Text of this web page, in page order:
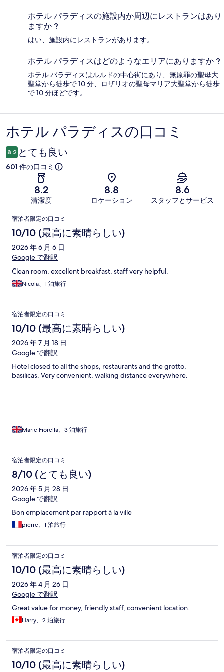
ホテル パラディスの施設内か周辺にレストランはあり
ますか ?
はい、施設内にレストランがあります。
ホテル パラディスはどのようなエリアにありますか ?
ホテル パラディスはルルドの中心街にあり、無原罪の聖母大
聖堂から徒歩で 10 分、ロザリオの聖母マリア大聖堂から徒歩
で 10 分ほどです。
口
コ
ミ
ホテル パラディスの口コミ
8.2 とても良い
601 件の口コミ
8.2
清潔度
8.8
ロケーション
8.6
スタッフとサービス
口
コ
ミ
宿泊者限定の口コミ
10/10 (最高に素晴らしい)
2026 年 6 月 6 日
Google で翻訳
Clean room, excellent breakfast, staff very helpful.
Nicola、1 泊旅行
宿泊者限定の口コミ
10/10 (最高に素晴らしい)
2026 年 7 月 18 日
Google で翻訳
Hotel closed to all the shops, restaurants and the grotto,
basilicas. Very convenient, walking distance everywhere.
Marie Fiorella、3 泊旅行
宿泊者限定の口コミ
8/10 (とても良い)
2026 年 5 月 28 日
Google で翻訳
Bon emplacement par rapport à la ville
pierre、1 泊旅行
宿泊者限定の口コミ
10/10 (最高に素晴らしい)
2026 年 4 月 26 日
Google で翻訳
Great value for money, friendly staff, convenient location.
Harry、2 泊旅行
宿泊者限定の口コミ
10/10 (最高に素晴らしい)